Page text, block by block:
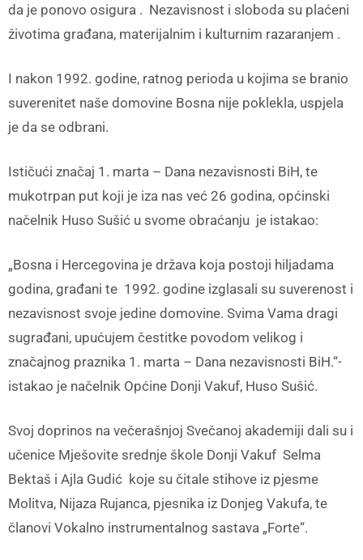
da je ponovo osigura . Nezavisnost i sloboda su plaćeni
životima građana, materijalnim i kulturnim razaranjem .
I nakon 1992. godine, ratnog perioda u kojima se branio
suverenitet naše domovine Bosna nije poklekla, uspjela
je da se odbrani.
Ističući značaj 1. marta – Dana nezavisnosti BiH, te
mukotrpan put koji je iza nas već 26 godina, općinski
načelnik Huso Sušić u svome obraćanju je istakao:
„Bosna i Hercegovina je država koja postoji hiljadama
godina, građani te 1992. godine izglasali su suverenost i
nezavisnost svoje jedine domovine. Svima Vama dragi
sugrađani, upućujem čestitke povodom velikog i
značajnog praznika 1. marta – Dana nezavisnosti BiH.“-
istakao je načelnik Općine Donji Vakuf, Huso Sušić.
Svoj doprinos na večerašnjoj Svečanoj akademiji dali su i
učenice Mješovite srednje škole Donji Vakuf Selma
Bektaš i Ajla Gudić koje su čitale stihove iz pjesme
Molitva, Nijaza Rujanca, pjesnika iz Donjeg Vakufa, te
članovi Vokalno instrumentalnog sastava „Forte“.